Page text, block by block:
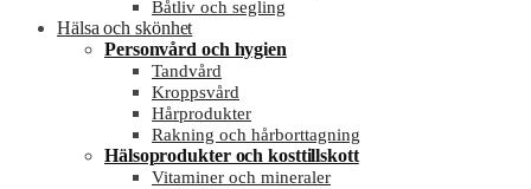
Båtliv och segling
Hälsa och skönhet
Personvård och hygien
Tandvård
Kroppsvård
Hårprodukter
Rakning och hårborttagning
Hälsoprodukter och kosttillskott
Vitaminer och mineraler